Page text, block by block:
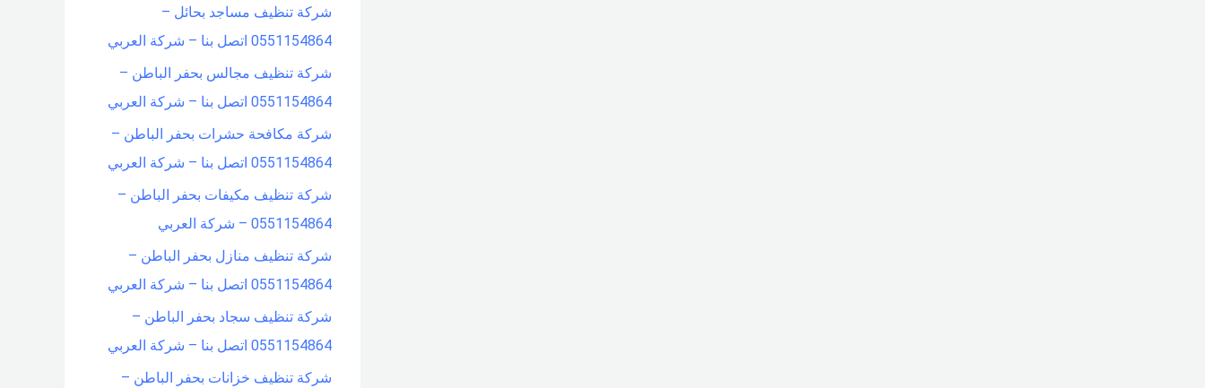
شركة تنظيف مساجد بحائل –
0551154864 اتصل بنا – شركة العربي
شركة تنظيف مجالس بحفر الباطن –
0551154864 اتصل بنا – شركة العربي
شركة مكافحة حشرات بحفر الباطن –
0551154864 اتصل بنا – شركة العربي
شركة تنظيف مكيفات بحفر الباطن –
0551154864 – شركة العربي
شركة تنظيف منازل بحفر الباطن –
0551154864 اتصل بنا – شركة العربي
شركة تنظيف سجاد بحفر الباطن –
0551154864 اتصل بنا – شركة العربي
شركة تنظيف خزانات بحفر الباطن –